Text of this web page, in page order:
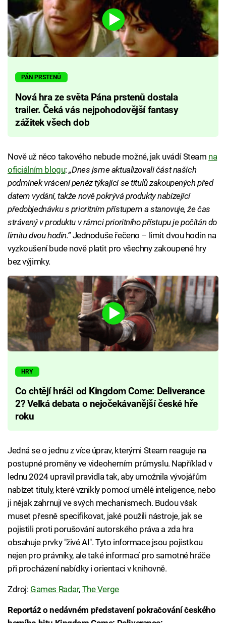
PÁN PRSTENŮ
Nová hra ze světa Pána prstenů dostala
trailer. Čeká vás nejpohodovější fantasy
zážitek všech dob
Nově už něco takového nebude možné, jak uvádí Steam na
oficiálním blogu:„Dnes jsme aktualizovali část našich
podmínek vrácení peněz týkající se titulů zakoupených před
datem vydání, takže nově pokrývá produkty nabízející
předobjednávku s prioritním přístupem a stanovuje, že čas
strávený v produktu v rámci prioritního přístupu je počítán do
limitu dvou hodin.“Jednoduše řečeno – limit dvou hodin na
vyzkoušení bude nově platit pro všechny zakoupené hry
bez výjimky.
HRY
Co chtějí hráči od Kingdom Come: Deliverance
2? Velká debata o nejočekávanější české hře
roku
Jedná se o jednu z více úprav, kterými Steam reaguje na
postupné proměny ve videoherním průmyslu. Například v
lednu 2024 upravil pravidla tak, aby umožnila vývojářům
nabízet tituly, které vznikly pomocí umělé inteligence, nebo
ji nějak zahrnují ve svých mechanismech. Budou však
muset přesně specifikovat, jaké použili nástroje, jak se
pojistili proti porušování autorského práva a zda hra
obsahuje prvky "živé AI". Tyto informace jsou pojistkou
nejen pro právníky, ale také informací pro samotné hráče
při procházení nabídky i orientaci v knihovně.
Zdroj: Games Radar, The Verge
Reportáž o nedávném představení pokračování českého